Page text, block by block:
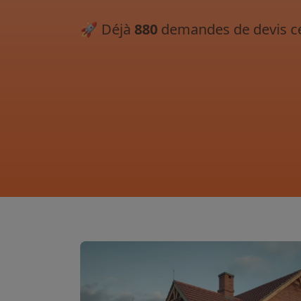
🚀 Déjà 880 demandes de devis